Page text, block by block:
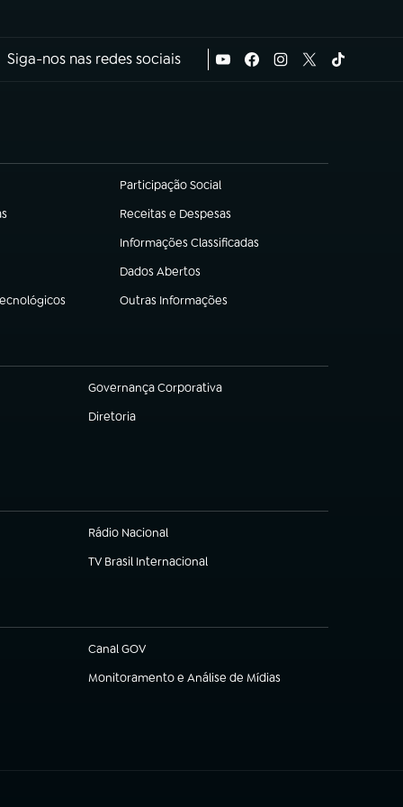
Siga-nos nas redes sociais
Participação Social
(abre em nova aba)
Receitas e Despesas
(abre em nova aba)
Informações Classificadas
(abre em nova aba)
Dados Abertos
(abre em nova aba)
Outras Informações
(abre em nova aba)
Governança Corporativa
(abre em nova aba)
Diretoria
(abre em nova aba)
Rádio Nacional
TV Brasil Internacional
(abre em nova aba)
Canal GOV
(abre em nova aba)
Monitoramento e Análise de Mídias
(abre em nova aba)